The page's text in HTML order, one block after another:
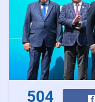
504